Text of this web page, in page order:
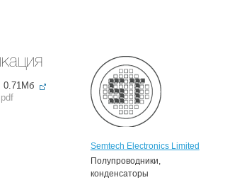
0.71Мб
Semtech Electronics Limited
Полупроводники,
конденсаторы